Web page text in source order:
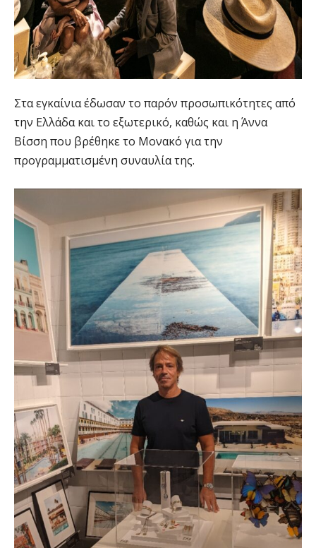
Στα εγκαίνια έδωσαν το παρόν προσωπικότητες από
την Ελλάδα και το εξωτερικό, καθώς και η Άννα
Βίσση που βρέθηκε το Μονακό για την
προγραμματισμένη συναυλία της.